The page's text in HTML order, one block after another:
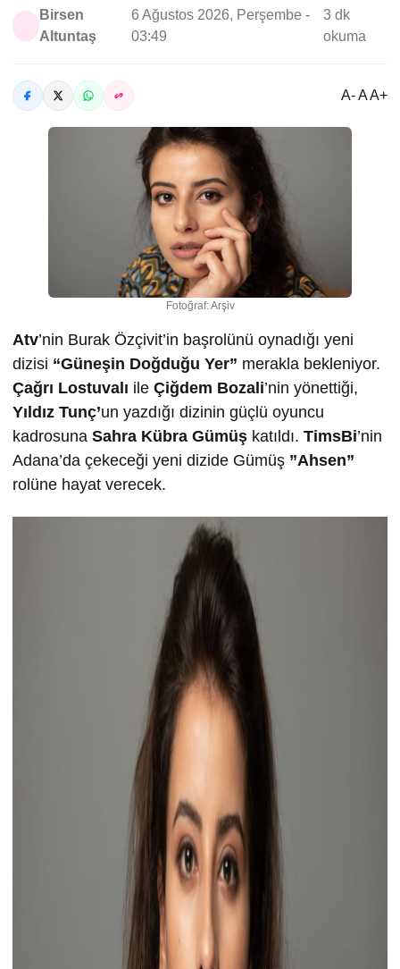
Birsen
Altuntaş
6 Ağustos 2026, Perşembe -
03:49
3 dk
okuma
A- A A+
Fotoğraf: Arşiv
Atv’nin Burak Özçivit’in başrolünü oynadığı yeni
dizisi “Güneşin Doğduğu Yer” merakla bekleniyor.
Çağrı Lostuvalı ile Çiğdem Bozali’nin yönettiği,
Yıldız Tunç’un yazdığı dizinin güçlü oyuncu
kadrosuna Sahra Kübra Gümüş katıldı. TimsBi’nin
Adana’da çekeceği yeni dizide Gümüş ”Ahsen”
rolüne hayat verecek.